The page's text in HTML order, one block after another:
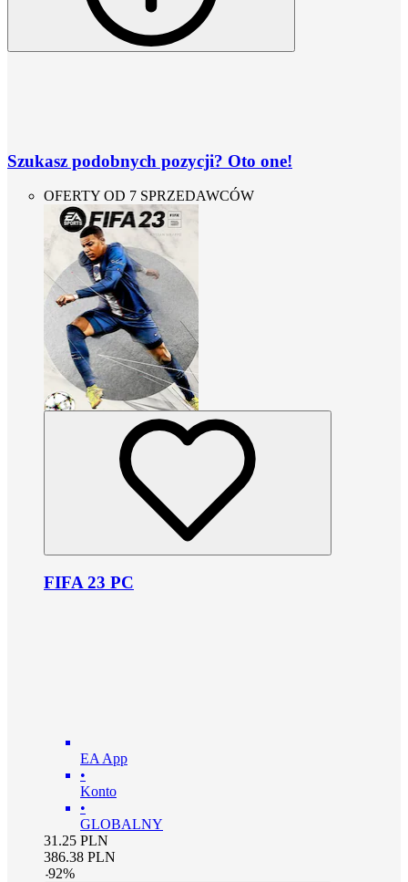
Szukasz podobnych pozycji? Oto one!
OFERTY OD 7 SPRZEDAWCÓW
FIFA 23 PC
EA App
•
Konto
•
GLOBALNY
31.25 PLN
386.38 PLN
-92%